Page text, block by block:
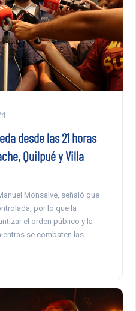
desde las 21 horas
Quilpué y Villa
Monsalve, señaló que
por lo que la
el orden público y la
se combaten las